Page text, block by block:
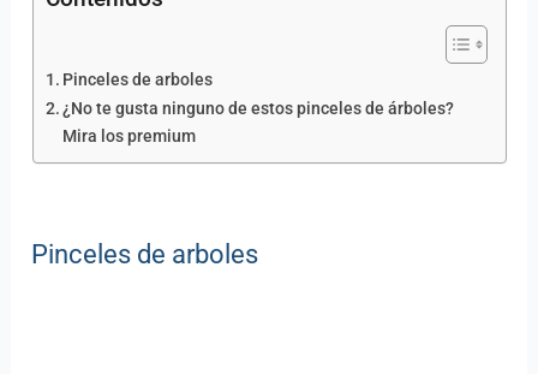
Pinceles de arboles
¿No te gusta ninguno de estos pinceles de árboles?
Mira los premium
Pinceles de arboles